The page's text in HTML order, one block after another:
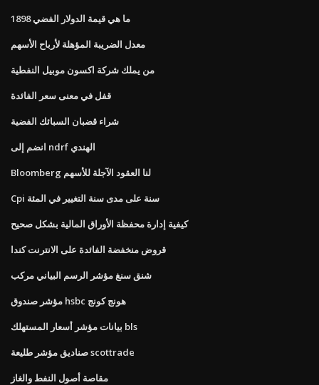
ما هي قيمة الدولار الفضي 1898
معدل الضريبة المؤهلة لأرباح الأسهم
من يملك شركة اكسون موبيل النفطية
قفل في معنى سعر الفائدة
شراء قضبان السبائك الفضية
انضم إلى ndrf الهندي
Bloomberg لنا العقود الآجلة للأسهم
Cpi سنة على مدى سنة التغيير في المئة
كيفية إدارة محفظة الأوراق المالية بشكل صحيح
قروض منخفضة الفائدة على الانترنت كندا
شنق سنغ مؤشر الرسم البياني مركب
مؤشر صندوق hsbc هونج كونج
بيانات مؤشر أسعار المستهلك bls
صناديق مؤشر طليعة scottrade
مقاصة أصول النفط والغاز